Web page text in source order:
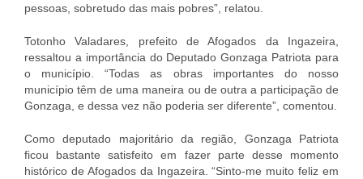
pessoas, sobretudo das mais pobres”, relatou.
Totonho Valadares, prefeito de Afogados da Ingazeira,
ressaltou a importância do Deputado Gonzaga Patriota para
o município. “Todas as obras importantes do nosso
município têm de uma maneira ou de outra a participação de
Gonzaga, e dessa vez não poderia ser diferente”, comentou.
Como deputado majoritário da região, Gonzaga Patriota
ficou bastante satisfeito em fazer parte desse momento
histórico de Afogados da Ingazeira. “Sinto-me muito feliz em